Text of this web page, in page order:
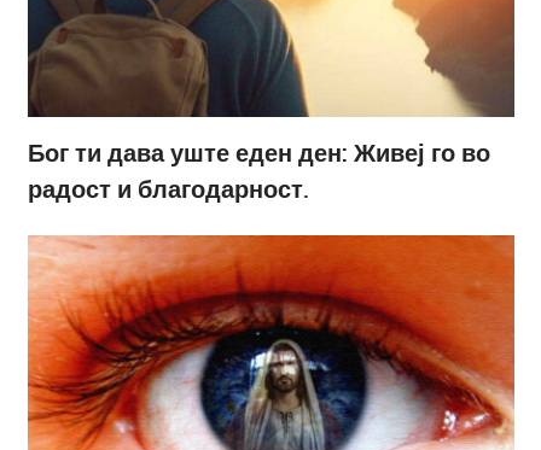
Бог ти дава уште еден ден: Живеј го во
радост и благодарност.